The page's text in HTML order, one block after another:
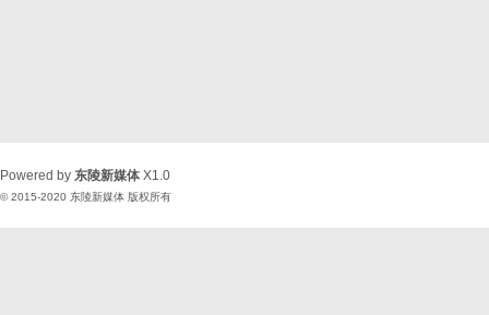
Powered by 东陵新媒体 X1.0
© 2015-2020 东陵新媒体 版权所有